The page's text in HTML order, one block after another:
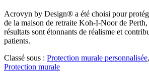
Acrovyn by Design® a été choisi pour
de la maison de retraite Koh-I-Noor de
résultats sont étonnants de réalisme et
patients.
Classé sous : Protection murale personnalisée,
Protection murale